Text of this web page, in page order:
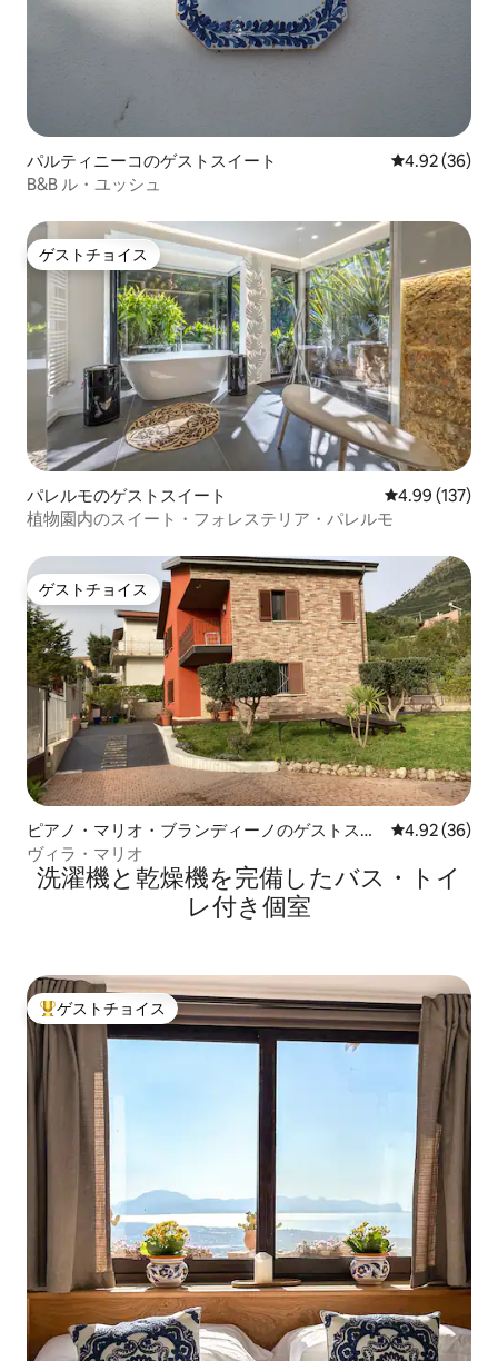
パルティニーコのゲストスイート レビュー36
4.92 (36)
B&B ル・ユッシュ
ゲストチョイス
ゲストチョイス
パレルモのゲストスイート レビュー137
4.99 (137)
植物園内のスイート・フォレステリア・パレルモ
ゲストチョイス
ゲストチョイス
ピアノ・マリオ・ブランディーノのゲストスイ
ート
レビュー36
4.92 (36)
ヴィラ・マリオ
洗濯機と乾燥機を完備したバス・トイ
レ付き個室
大好評のゲストチョイスです。
ゲストチョイス